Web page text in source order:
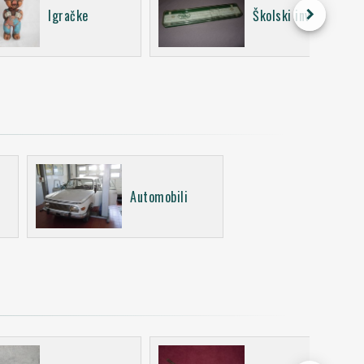
Igračke Školski inventar
keyboard_arrow_right
Automobili